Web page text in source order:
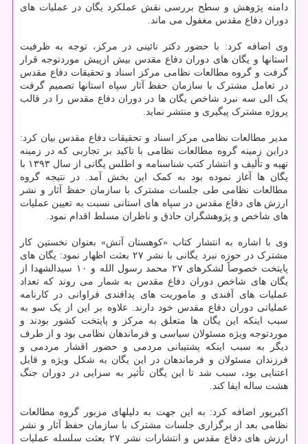
دامنه پژوهش و سطح بررسی نقش عملکرد یگان در عملیات های
دوران دفاع مقدس مغفول می ماند.
وی اضافه کرد: با حضور دکتر نائینی در مرکز، توجه به ظرفیت
استانها و یگان های دوران دفاع مقدس بیش ازپیش موردتوجه قرار
گرفت و گروه مطالعات نظامی مرکز اسناد و تحقیقات دفاع مقدس
در تعامل مشترک با سازمان حفظ آثار سپاه استانها تصمیم گرفت
یک الی سه نبرد شاخص یگان ها در دوران دفاع مقدس را در قالب
پروژه مشترک پیگیری و منتشر نماید.
مدیر مطالعات نظامی مرکز اسناد و تحقیقات دفاع مقدس بیان کرد:
دراین زمینه گروه مطالعات نظامی با تاکید بر تجاربی که در زمینه
تهیه و تألیف و انتشار کتب شناسنامه و اطلس یگانی از سال ۱۳۹۳ با
یگان ها آغاز نموده بود به کمک این بخش آمد. در نتیجه گروه
مطالعات نظامی طی جلسات مشترک با سازمان حفظ آثار و نشر
ارزش های دفاع مقدس در سپاه های استانی نسبت به تعیین عملیات
های شاخص و پژوهشگران حاذق و ناظران مسلط اقدام نمود.
وی با اشاره به انتشار کتاب «کوهستان آتش» بعنوان نخستین کار
مشترک در حوزه نبرد یگانی با نشر ۲۷ بعثت اظهار نمود: یگان های
پایتخت خصوصاً لشکرهای ۲۷ محمد رسول الله و ۱۰ سیدالشهدا از
یگان های شاخص دوران دفاع مقدس به شمار می روند که تعداد
عملیات های آفندی و ماموریت های پدافندی فراوانی در کارنامه
عملیاتی دوران دفاع مقدس خود دارند. علاوه بر این از یک سو به
سبب اینکه این یگان ها متعلق به مرکز و پایتخت کشور بودند و
موردتوجه ویژه مسئولان سیاسی و فرماندهان نظامی بود و از طرف
دیگر به سبب اینکه پشتیبانی مردمی و حضور اقشار مردمی و
فرزندان مسئولان و فرماندهان در این یگان به شکل ویژه و قابل
اعتنایی بود، سبب شد تا این یگان تأثیر به سزایی در دوران جنگ
هشت ساله ایفا کند.
اکبرپور اضافه کرد: به این جهت به دلیلهای مزبور گروه مطالعات
نظامی بعد از برگزاری جلسات مشترک با سازمان حفظ آثار و نشر
ارزش های دفاع مقدس و انتشارات نشر ۲۷ بعثت سلسله عملیات